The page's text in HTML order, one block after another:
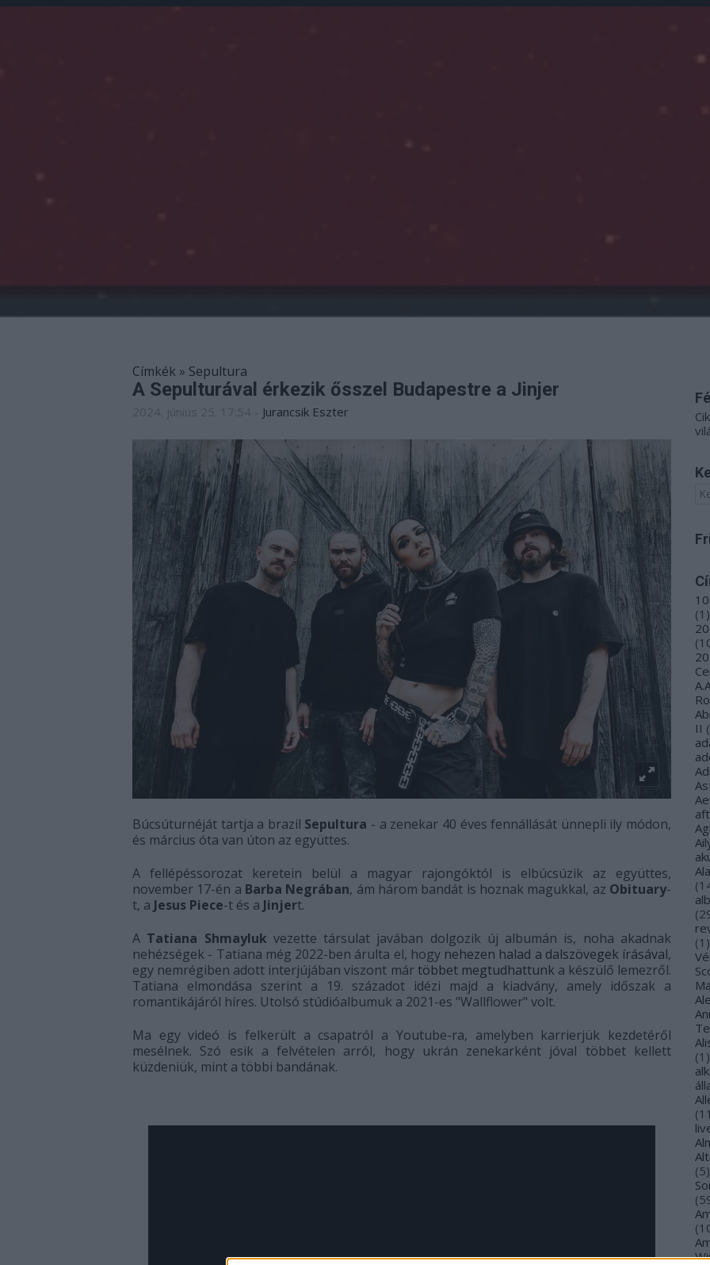
Címkék » Sepultura
A Sepulturával érkezik ősszel Budapestre a Jinjer
Jurancsik Eszter
Búcsúturnéját tartja a brazil Sepultura - a zenekar 40 éves fennállását ünnepli ily módon,
és március óta van úton az együttes.
A fellépéssorozat keretein belül a magyar rajongóktól is elbúcsúzik az együttes,
november 17-én a Barba Negrában, ám három bandát is hoznak magukkal, az Obituary-
t, a Jesus Piece-t és a Jinjert.
A Tatiana Shmayluk vezette társulat javában dolgozik új albumán is, noha akadnak
nehézségek - Tatiana még 2022-ben árulta el, hogy nehezen halad a dalszövegek írásával,
egy nemrégiben adott interjújában viszont már többet megtudhattunk a készülő lemezről.
Tatiana elmondása szerint a 19. századot idézi majd a kiadvány, amely időszak a
romantikájáról híres. Utolsó stúdióalbumuk a 2021-es "Wallflower" volt.
Ma egy videó is felkerült a csapatról a Youtube-ra, amelyben karrierjük kezdetéről
mesélnek. Szó esik a felvételen arról, hogy ukrán zenekarként jóval többet kellett
küzdeniük, mint a többi bandának.
10
(1 )
(
II (
(
(
(1 )
(1 )
(11
(5)
(
(